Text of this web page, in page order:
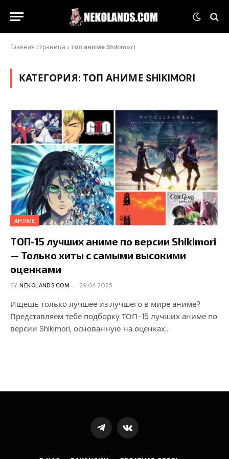
Главная страница »топ аниме Shikimori
КАТЕГОРИЯ:ТОП АНИМЕ SHIKIMORI
АНИМЕ
ТОП-15 лучших аниме по версии Shikimori
— Только хиты с самыми высокими
оценками
BY NEKOLANDS.COM 29.04.2025
Ищешь только лучшее из лучшего в мире аниме?
Представляем тебе подборку ТОП-15 лучших аниме по
версии Shikimori, основанную на оценках…
TelegramVKontakte